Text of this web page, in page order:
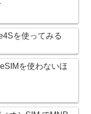
を使ってみる
を使わないほ